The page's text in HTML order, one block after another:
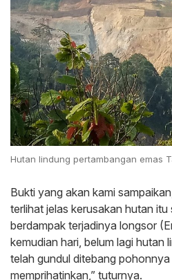
Hutan lindung pertambangan emas
Bukti yang akan kami
terlihat jelas kerusakan hutan
berdampak terjadinya longsor
kemudian hari, belum lagi hutan
telah gundul ditebang
memprihatinkan,” tuturnya.